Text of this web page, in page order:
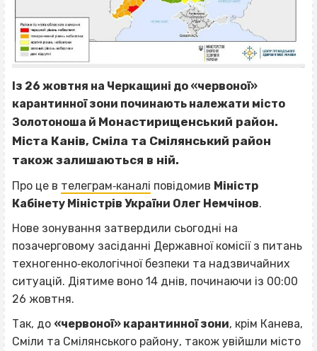
Із 26 жовтня на Черкащині до «червоної»
карантинної зони починають належати місто
Золотоноша й Монастирищенський район.
Міста Канів, Сміла та Смілянський район
також залишаються в ній.
Про це в телеграм‐каналі повідомив Міністр
Кабінету Міністрів України Олег Немчінов.
Нове зонування затвердили сьогодні на
позачерговому засіданні Державної комісії з питань
техногенно‐екологічної безпеки та надзвичайних
ситуацій. Діятиме воно 14 днів, починаючи із 00:00
26 жовтня.
Так, до «червоної» карантинної зони, крім Канева,
Сміли та Смілянського району, також увійшли місто